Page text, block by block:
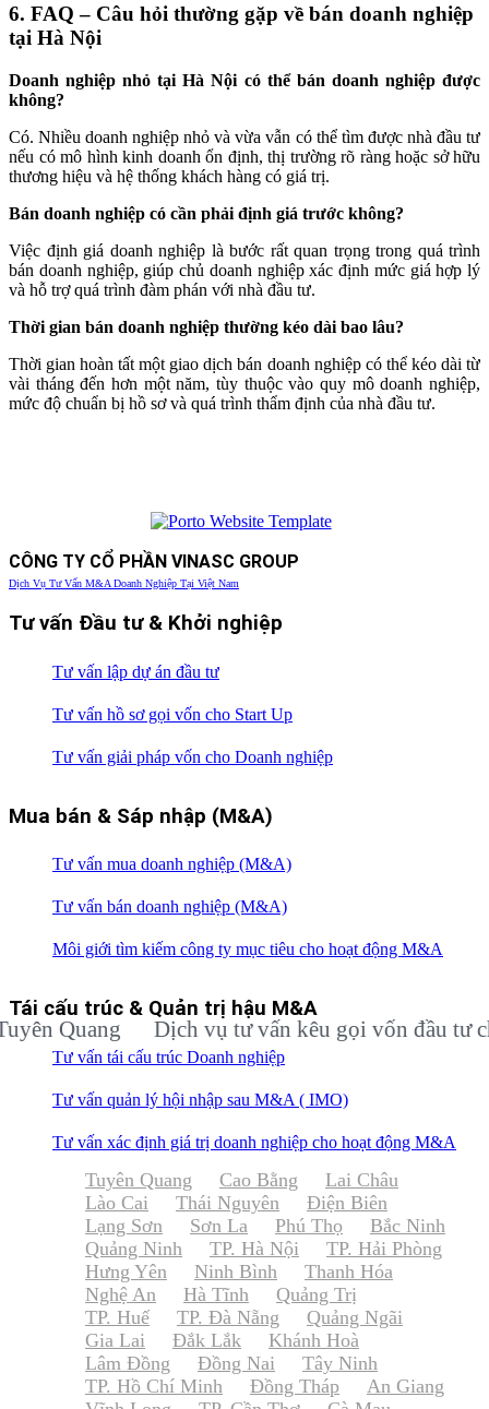
6. FAQ – Câu hỏi thường gặp về bán doanh nghiệp
tại Hà Nội
Doanh nghiệp nhỏ tại Hà Nội có thể bán doanh nghiệp được
không?
Có. Nhiều doanh nghiệp nhỏ và vừa vẫn có thể tìm được nhà đầu tư
nếu có mô hình kinh doanh ổn định, thị trường rõ ràng hoặc sở hữu
thương hiệu và hệ thống khách hàng có giá trị.
Bán doanh nghiệp có cần phải định giá trước không?
Việc định giá doanh nghiệp là bước rất quan trọng trong quá trình
bán doanh nghiệp, giúp chủ doanh nghiệp xác định mức giá hợp lý
và hỗ trợ quá trình đàm phán với nhà đầu tư.
Thời gian bán doanh nghiệp thường kéo dài bao lâu?
Thời gian hoàn tất một giao dịch bán doanh nghiệp có thể kéo dài từ
vài tháng đến hơn một năm, tùy thuộc vào quy mô doanh nghiệp,
mức độ chuẩn bị hồ sơ và quá trình thẩm định của nhà đầu tư.
CÔNG TY CỔ PHẦN VINASC GROUP
Dịch Vụ Tư Vấn M&A Doanh Nghiệp Tại Việt Nam
Tư vấn Đầu tư & Khởi nghiệp
Tư vấn lập dự án đầu tư
Tư vấn hồ sơ gọi vốn cho Start Up
Tư vấn giải pháp vốn cho Doanh nghiệp
Mua bán & Sáp nhập (M&A)
Tư vấn mua doanh nghiệp (M&A)
Tư vấn bán doanh nghiệp (M&A)
Môi giới tìm kiếm công ty mục tiêu cho hoạt động M&A
Tái cấu trúc & Quản trị hậu M&A
Tư vấn tái cấu trúc Doanh nghiệp
Tư vấn quản lý hội nhập sau M&A ( IMO)
Tư vấn xác định giá trị doanh nghiệp cho hoạt động M&A
Dịch vụ tư vấn kêu gọi vốn đầu tư cho
Tuyên Quang Cao Bằng
Lai Châu
Lào Cai
Thái Nguyên
Điện Biên
Lạng Sơn
Sơn La Phú Thọ
Bắc Ninh
Quảng Ninh
TP. Hà Nội
TP. Hải Phòng
Hưng Yên
Ninh Bình
Thanh Hóa
Nghệ An
Hà Tĩnh
Quảng Trị
TP. Huế
TP. Đà Nẵng
Quảng Ngãi
Gia Lai
Đắk Lắk
Khánh Hoà
Lâm Đồng
Đồng Nai
Tây Ninh
TP. Hồ Chí Minh
Đồng Tháp
An Giang